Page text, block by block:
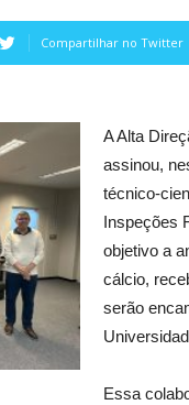
Compartilhar no Twitter
A Alta
assinou,
técnico-
Inspeções
objetivo a
cálcio,
serão
Essa